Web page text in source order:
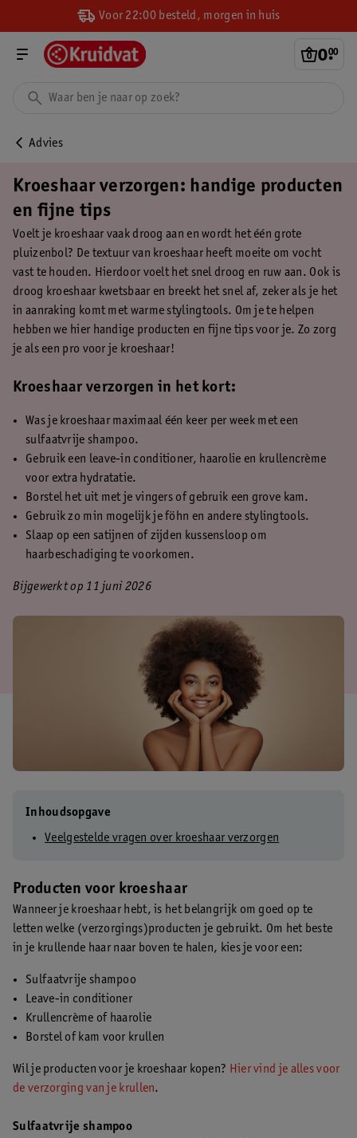
Voor 22:00 besteld, morgen in huis
0.
00
Advies
Kroeshaar verzorgen: handige producten
en fijne tips
Voelt je kroeshaar vaak droog aan en wordt het één grote
pluizenbol? De textuur van kroeshaar heeft moeite om vocht
vast te houden. Hierdoor voelt het snel droog en ruw aan. Ook is
droog kroeshaar kwetsbaar en breekt het snel af, zeker als je het
in aanraking komt met warme stylingtools. Om je te helpen
hebben we hier handige producten en fijne tips voor je. Zo zorg
je als een pro voor je kroeshaar!
Kroeshaar verzorgen in het kort:
Was je kroeshaar maximaal één keer per week met een
sulfaatvrije shampoo.
Gebruik een leave-in conditioner, haarolie en krullencrème
voor extra hydratatie.
Borstel het uit met je vingers of gebruik een grove kam.
Gebruik zo min mogelijk je föhn en andere stylingtools.
Slaap op een satijnen of zijden kussensloop om
haarbeschadiging te voorkomen.
Bijgewerkt op 11 juni 2026
Inhoudsopgave
Veelgestelde vragen over kroeshaar verzorgen
Producten voor kroeshaar
Wanneer je kroeshaar hebt, is het belangrijk om goed op te
letten welke (verzorgings)producten je gebruikt. Om het beste
in je krullende haar naar boven te halen, kies je voor een:
Sulfaatvrije shampoo
Leave-in conditioner
Krullencrème of haarolie
Borstel of kam voor krullen
Wil je producten voor je kroeshaar kopen? Hier vind je alles voor
de verzorging van je krullen.
Sulfaatvrije shampoo